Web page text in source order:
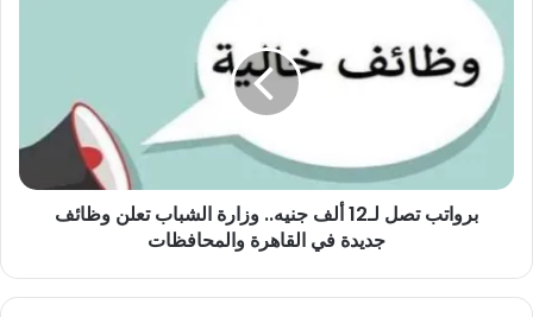
تصل
لـ12
جنيه..
وزارة
الشباب
وظائف
جديدة
برواتب تصل لـ12 ألف جنيه.. وزارة الشباب تعلن وظائف
جديدة في القاهرة والمحافظات